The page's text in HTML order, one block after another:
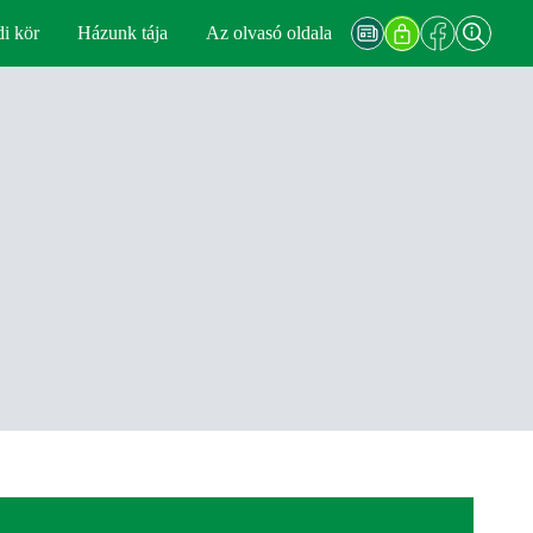
kör Házunk tája Az olvasó oldala